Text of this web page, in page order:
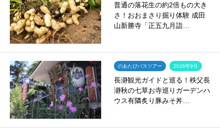
普通の落花生の約2倍もの大き
さ！おおまさり掘り体験 成田
山新勝寺「正五九月詣…
のあたびバスツアー 2026年9月
長瀞観光ガイドと巡る！秩父長
瀞秋の七草お寺巡りガーデンハ
ウス有隣炙り豚みそ丼…